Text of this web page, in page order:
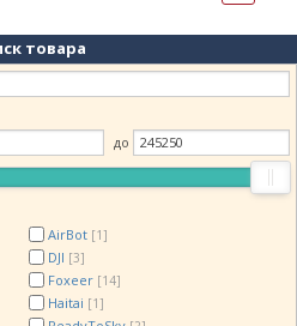
товара
до
AirBot [1]
DJI [3]
Foxeer [14]
Haitai [1]